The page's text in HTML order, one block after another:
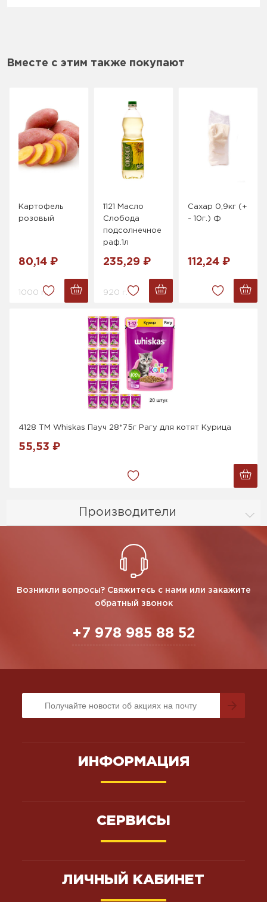
Производители
Вместе с этим также покупают
Картофель
розовый
80,14 ₽
1000 г.
1121 Масло
Слобода
подсолнечное
раф.1л
235,29 ₽
920 г.
Сахар 0,9кг (+
- 10г.) Ф
112,24 ₽
4128 ТМ Whiskas Пауч 28*75г Рагу для котят Курица
55,53 ₽
Возникли вопросы? Свяжитесь с нами или закажите
обратный звонок
+7 978 985 88 52
ИНФОРМАЦИЯ
СЕРВИСЫ
ЛИЧНЫЙ КАБИНЕТ